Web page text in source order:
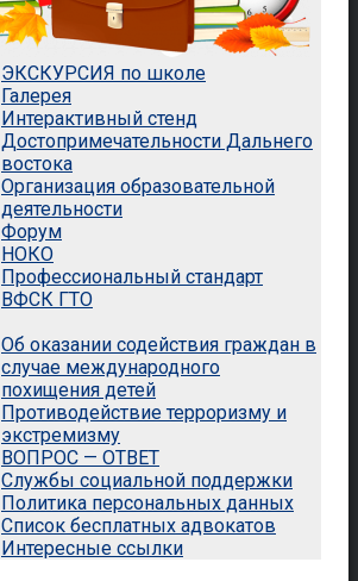
ЭКСКУРСИЯ по школе
Галерея
Интерактивный стенд
Достопримечательности Дальнего
востока
Организация образовательной
деятельности
Форум
НОКО
Профессиональный стандарт
ВФСК ГТО
Об оказании содействия граждан в
случае международного
похищения детей
Противодействие терроризму и
экстремизму
ВОПРОС — ОТВЕТ
Службы социальной поддержки
Политика персональных данных
Список бесплатных адвокатов
Интересные ссылки